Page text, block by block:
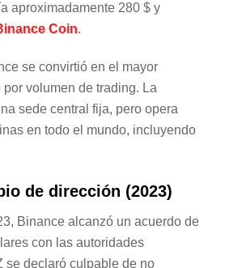
aproximadamente 280 $ y
Coin.
se convirtió en el mayor
volumen de trading. La
sede central fija, pero opera
en todo el mundo, incluyendo
de dirección (2023)
Binance alcanzó un acuerdo de
con las autoridades
se declaró culpable de no